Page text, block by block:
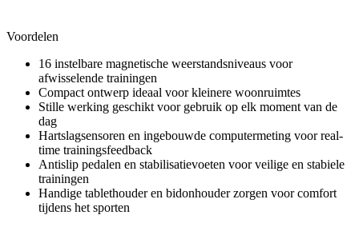
Voordelen
16 instelbare magnetische weerstandsniveaus voor
afwisselende trainingen
Compact ontwerp ideaal voor kleinere woonruimtes
Stille werking geschikt voor gebruik op elk moment van de
dag
Hartslagsensoren en ingebouwde computermeting voor real-
time trainingsfeedback
Antislip pedalen en stabilisatievoeten voor veilige en stabiele
trainingen
Handige tablethouder en bidonhouder zorgen voor comfort
tijdens het sporten